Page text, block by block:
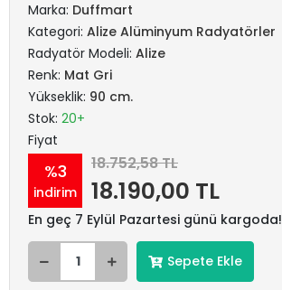
Marka: Duffmart
Kategori: Alize Alüminyum Radyatörler
Radyatör Modeli: Alize
Renk: Mat Gri
Yükseklik: 90 cm.
Stok: 20+
Fiyat
%3
indirim
18.752,58 TL
18.190,00 TL
En geç 7 Eylül Pazartesi günü kargoda!
Sepete Ekle